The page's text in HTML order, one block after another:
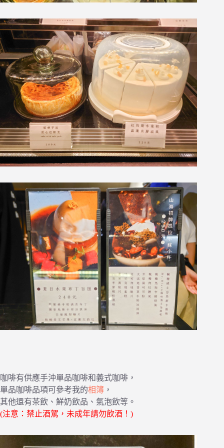
咖啡有供應手沖單品咖啡和義式咖啡，
單品咖啡品項可參考我的相簿 ，
其他還有茶飲、鮮奶飲品、氣泡飲等。
(注意：禁止酒駕，未成年請勿飲酒！)